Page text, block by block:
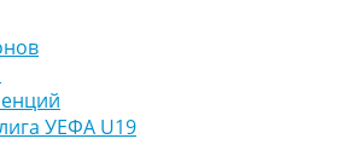
УЕФА U19